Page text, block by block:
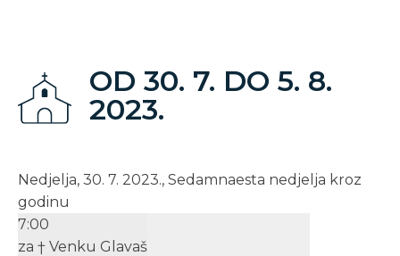
OD 30. 7. DO 5. 8.
2023.
Nedjelja, 30. 7. 2023., Sedamnaesta nedjelja kroz
godinu
7:00
za † Venku Glavaš